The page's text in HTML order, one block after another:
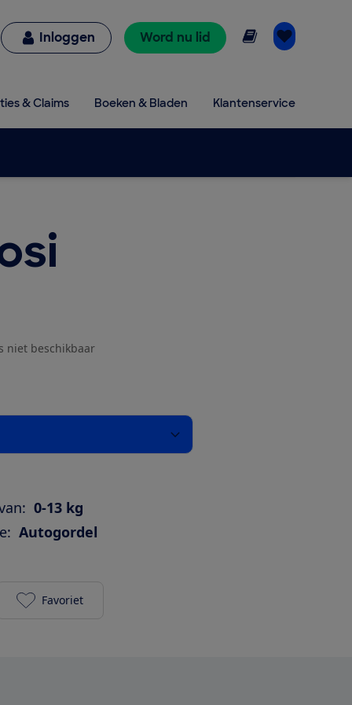
Inloggen Word nu lid Online lezen
& Claims Boeken & Bladen Klantenservice
niet beschikbaar
0-13 kg
Autogordel
Maxi-Cosi Cabriofix toevoegen aan je favorieten
Favoriet